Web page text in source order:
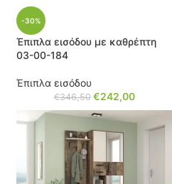
-30%
Έπιπλα εισόδου με καθρέπτη
03-00-184
Έπιπλα εισόδου
€346,50 €242,00